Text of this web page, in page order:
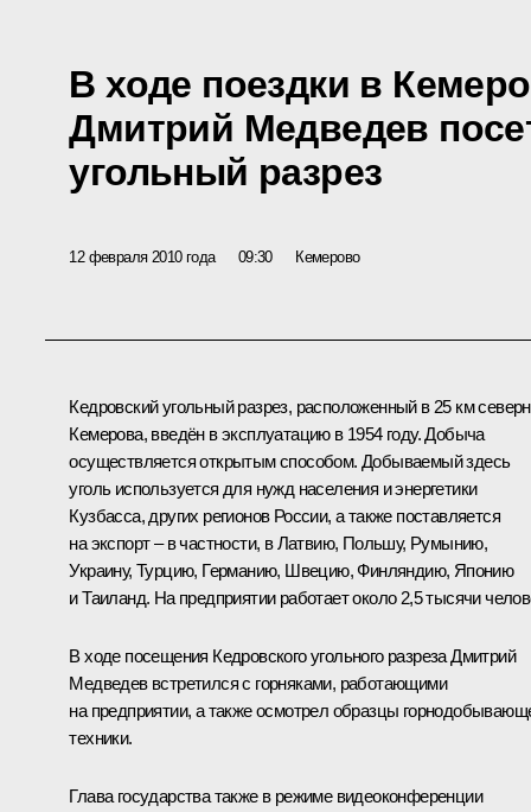
В ходе поездки в
Дмитрий Медведев
угольный разрез
12 февраля 2010 года 09:30 Кемерово
Кедровский угольный разрез, расположенный в 25 км
Кемерова, введён в эксплуатацию в 1954 году. Добыча
осуществляется открытым способом. Добываемый здесь
уголь используется для нужд населения и энергетики
Кузбасса, других регионов России, а также поставляется
на экспорт – в частности, в Латвию, Польшу, Румынию,
Украину, Турцию, Германию, Швецию, Финляндию, Японию
и Таиланд. На предприятии работает около 2,5 тысячи
В ходе посещения Кедровского угольного разреза Дмитрий
Медведев встретился с горняками, работающими
на предприятии, а также осмотрел образцы
техники.
Глава государства также в режиме видеоконференции